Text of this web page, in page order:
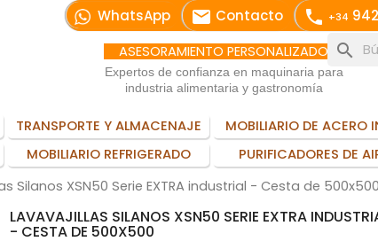
WhatsApp email Contacto call +34
ASESORAMIENTO PERSONALIZADO
Expertos de confianza en maquinaria para
industria alimentaria y gastronomía
search
TRANSPORTE Y ALMACENAJE MOBILIARIO DE ACERO
MOBILIARIO REFRIGERADO PURIFICADORES DE
Silanos XSN50 Serie EXTRA industrial - Cesta de 500x500
LAVAVAJILLAS SILANOS XSN50 SERIE EXTRA
- CESTA DE 500X500